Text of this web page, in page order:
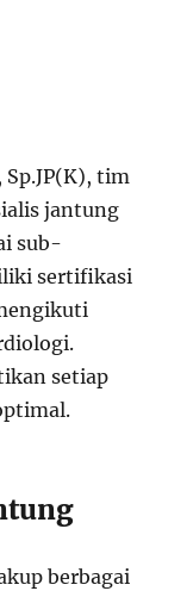
tim
jantung
sub-
sertifikasi
setiap
berbagai